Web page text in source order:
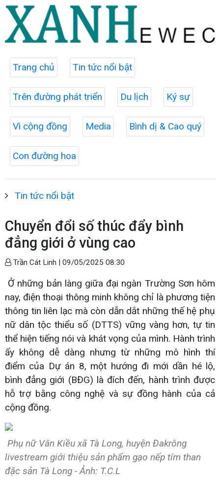
Trang chủ Tin tức nổi bật
Trên đường phát triển Du lịch Ký sự
Vì cộng đồng Media Bình dị & Cao quý
Con đường hoa
Tin tức nổi bật
Chuyển đổi số thúc đẩy bình
đẳng giới ở vùng cao
Trần Cát Linh | 09/05/2025 08:30
Ở những bản làng giữa đại ngàn Trường Sơn hôm
nay, điện thoại thông minh không chỉ là phương tiện
thông tin liên lạc mà còn dẫn dắt những thế hệ phụ
nữ dân tộc thiểu số (DTTS) vững vàng hơn, tự tin
thể hiện tiếng nói và khát vọng của mình. Hành trình
ấy không dễ dàng nhưng từ những mô hình thí
điểm của Dự án 8, một hướng đi mới dần hé lộ,
bình đẳng giới (BĐG) là đích đến, hành trình được
hỗ trợ bằng công nghệ và sự đồng hành của cả
cộng đồng.
Phụ nữ Vân Kiều xã Tà Long, huyện Đakrông
livestream giới thiệu sản phẩm gạo nếp tím than
đặc sản Tà Long - Ảnh: T.C.L